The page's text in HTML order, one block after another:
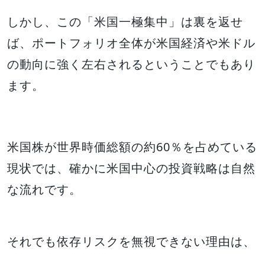
しかし、この「米国一極集中」は裏を返せ
ば、ポートフォリオ全体が米国経済や米ドル
の動向に強く左右されるということでもあり
ます。
米国株が世界時価総額の約60％を占めている
現状では、確かに米国中心の投資戦略は自然
な流れです。
それでも依存リスクを無視できない理由は、